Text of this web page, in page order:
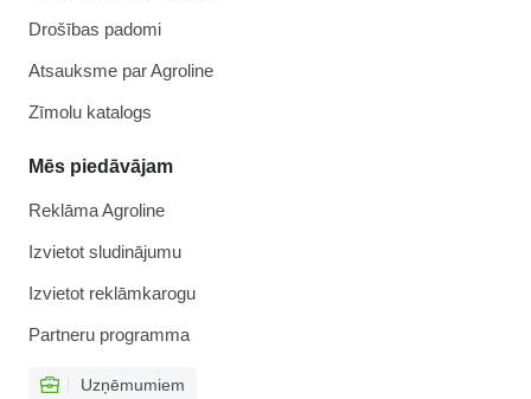
Drošības padomi
Atsauksme par Agroline
Zīmolu katalogs
Mēs piedāvājam
Reklāma Agroline
Izvietot sludinājumu
Izvietot reklāmkarogu
Partneru programma
Uzņēmumiem